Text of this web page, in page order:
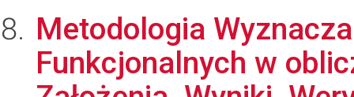
Metodologia
Funkcjonalnych w